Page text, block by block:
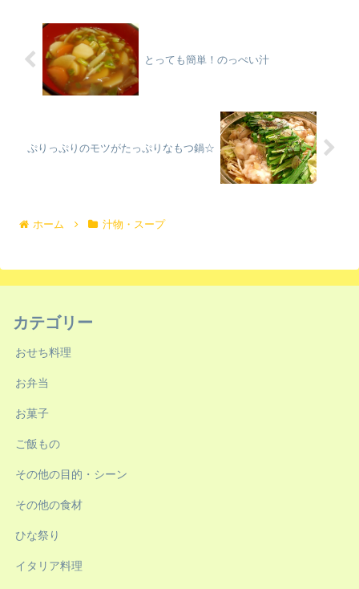
とっても簡単！のっぺい汁
ぷりっぷりのモツがたっぷりなもつ鍋☆
ホーム 汁物・スープ
カテゴリー
おせち料理
お弁当
お菓子
ご飯もの
その他の目的・シーン
その他の食材
ひな祭り
イタリア料理